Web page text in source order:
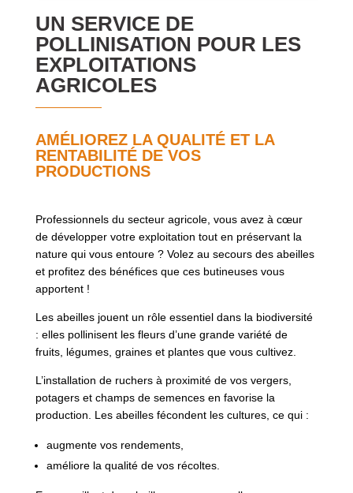
UN SERVICE DE
POLLINISATION POUR LES
EXPLOITATIONS
AGRICOLES
AMÉLIOREZ LA QUALITÉ ET LA
RENTABILITÉ DE VOS
PRODUCTIONS
Professionnels du secteur agricole, vous avez à cœur
de développer votre exploitation tout en préservant la
nature qui vous entoure ? Volez au secours des abeilles
et profitez des bénéfices que ces butineuses vous
apportent !
Les abeilles jouent un rôle essentiel dans la biodiversité
: elles pollinisent les fleurs d’une grande variété de
fruits, légumes, graines et plantes que vous cultivez.
L’installation de ruchers à proximité de vos vergers,
potagers et champs de semences en favorise la
production. Les abeilles fécondent les cultures, ce qui :
augmente vos rendements,
améliore la qualité de vos récoltes.